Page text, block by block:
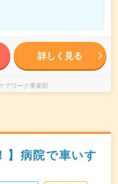
詳しく見る
アワーク事業部
】病院で車いす